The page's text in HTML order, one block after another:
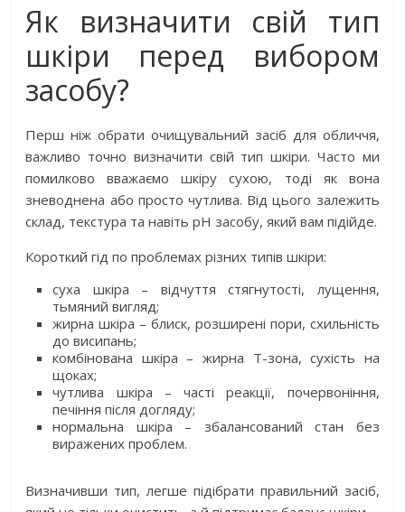
Як визначити свій тип
шкіри перед вибором
засобу?
Перш ніж обрати очищувальний засіб для обличчя,
важливо точно визначити свій тип шкіри. Часто ми
помилково вважаємо шкіру сухою, тоді як вона
зневоднена або просто чутлива. Від цього залежить
склад, текстура та навіть pH засобу, який вам підійде.
Короткий гід по проблемах різних типів шкіри:
суха шкіра – відчуття стягнутості, лущення,
тьмяний вигляд;
жирна шкіра – блиск, розширені пори, схильність
до висипань;
комбінована шкіра – жирна Т-зона, сухість на
щоках;
чутлива шкіра – часті реакції, почервоніння,
печіння після догляду;
нормальна шкіра – збалансований стан без
виражених проблем.
Визначивши тип, легше підібрати правильний засіб,